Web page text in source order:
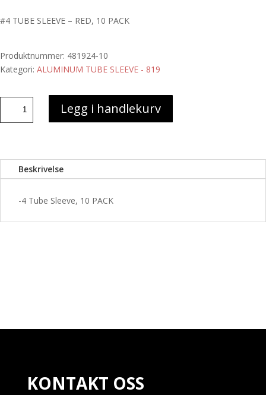
#4 TUBE SLEEVE – RED, 10 PACK
Produktnummer: 481924-10
Kategori: ALUMINUM TUBE SLEEVE - 819
#4
Legg i handlekurv
Beskrivelse
-4 Tube Sleeve, 10 PACK
KONTAKT OSS